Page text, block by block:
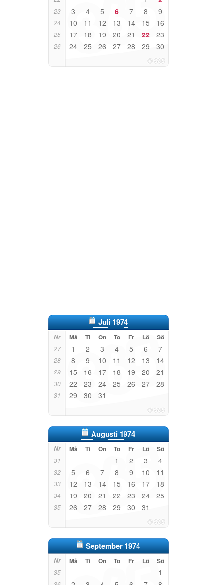
23 3 4 5 6 7 8 9
24 10 11 12 13 14 15 16
25 17 18 19 20 21 22 23
26 24 25 26 27 28 29 30
Juli 1974
Nr Må Ti On To Fr Lö Sö
27 1 2 3 4 5 6 7
28 8 9 10 11 12 13 14
29 15 16 17 18 19 20 21
30 22 23 24 25 26 27 28
31 29 30 31
Augusti 1974
Nr Må Ti On To Fr Lö Sö
31 1 2 3 4
32 5 6 7 8 9 10 11
33 12 13 14 15 16 17 18
34 19 20 21 22 23 24 25
35 26 27 28 29 30 31
September 1974
Nr Må Ti On To Fr Lö Sö
35 1